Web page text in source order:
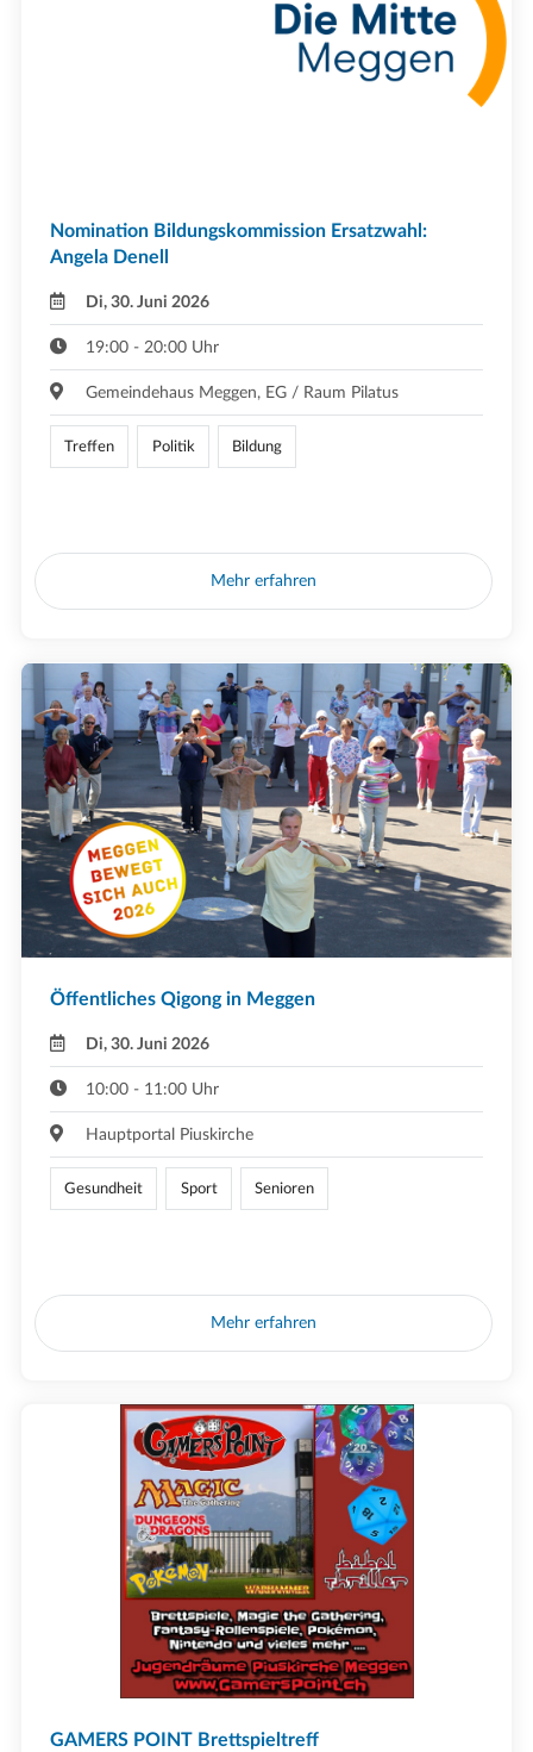
Nomination Bildungskommission Ersatzwahl:
Angela Denell
Di, 30. Juni 2026
19:00 - 20:00 Uhr
Gemeindehaus Meggen, EG / Raum Pilatus
Treffen Politik Bildung
Mehr erfahren
Öffentliches Qigong in Meggen
Di, 30. Juni 2026
10:00 - 11:00 Uhr
Hauptportal Piuskirche
Gesundheit Sport Senioren
Mehr erfahren
GAMERS POINT Brettspieltreff